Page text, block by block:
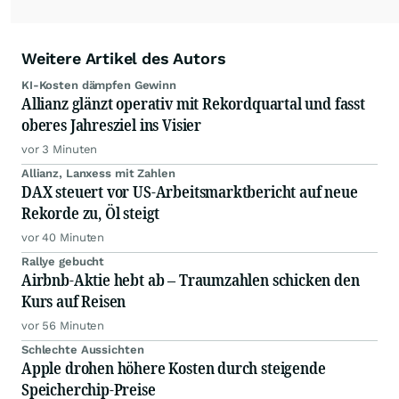
Weitere Artikel des Autors
KI-Kosten dämpfen Gewinn
Allianz glänzt operativ mit Rekordquartal und fasst
oberes Jahresziel ins Visier
vor 3 Minuten
Allianz, Lanxess mit Zahlen
DAX steuert vor US-Arbeitsmarktbericht auf neue
Rekorde zu, Öl steigt
vor 40 Minuten
Rallye gebucht
Airbnb-Aktie hebt ab – Traumzahlen schicken den
Kurs auf Reisen
vor 56 Minuten
Schlechte Aussichten
Apple drohen höhere Kosten durch steigende
Speicherchip-Preise